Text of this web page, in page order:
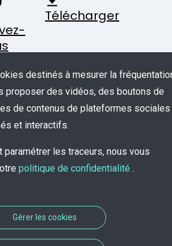
Télécharger
- Tous Droits Réservés
destinés à mesurer la
proposer des vidéos, des boutons de
de contenus de plateformes sociales
et interactifs.
paramétrer les traceurs, nous vous
politique de confidentialité .
Gérer les cookies